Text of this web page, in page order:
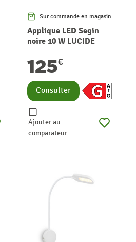
Sur commande en magasin
Applique LED Segin
noire 10 W LUCIDE
125€
Consulter
Ajouter au
comparateur